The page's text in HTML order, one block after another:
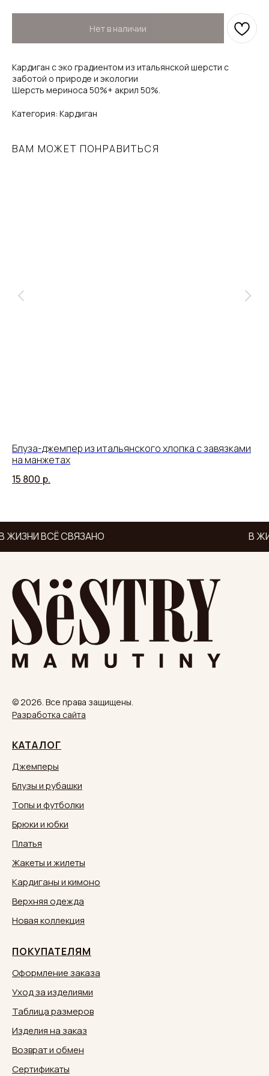
Нет в наличии
Кардиган с эко градиентом из итальянской шерсти с
заботой о природе и экологии
Шерсть мериноса 50%+ акрил 50%.
Категория: Кардиган
ВАМ МОЖЕТ ПОНРАВИТЬСЯ
Блуза-джемпер из итальянского хлопка с завязками
на манжетах
15 800 р.
ЖИЗНИ ВСЁ СВЯЗАНО В
© 2026. Все права защищены.
Разработка сайта
КАТАЛОГ
Джемперы
Блузы и рубашки
Топы и футболки
Брюки и юбки
Платья
Жакеты и жилеты
Кардиганы и кимоно
Верхняя одежда
Новая коллекция
ПОКУПАТЕЛЯМ
Оформление заказа
Уход за изделиями
Таблица размеров
Изделия на заказ
Возврат и обмен
Сертификаты